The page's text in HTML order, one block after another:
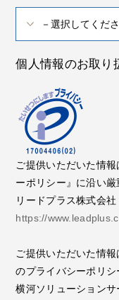
個人情報のお取り
ご提供いただいた情
ーポリシー』に沿い厳
リードプラス株式会社
https://
ご提供いただいた情
のプライバシーポリシ
横河ソリューション